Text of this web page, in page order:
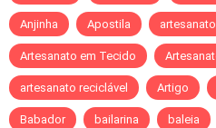
Anjinha Apostila artesanato
Artesanato em Tecido
artesanato reciclável Artigo
Babador bailarina baleia